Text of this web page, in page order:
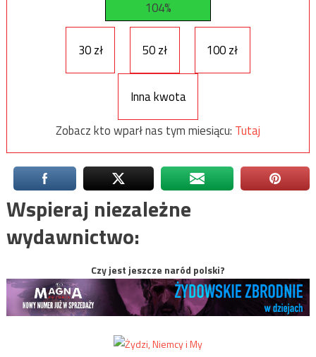
104%
30 zł 50 zł 100 zł
Inna kwota
Zobacz kto wparł nas tym miesiącu: Tutaj
Wspieraj niezależne
wydawnictwo:
Czy jest jeszcze naród polski?